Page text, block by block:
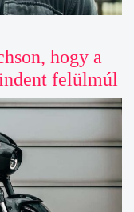
hogy a
felülmúl